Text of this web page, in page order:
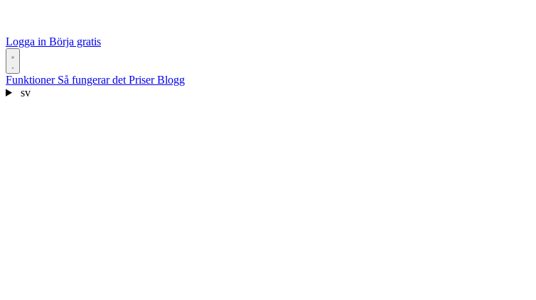
Logga in Börja gratis
Funktioner Så fungerar det PriserBlogg
sv